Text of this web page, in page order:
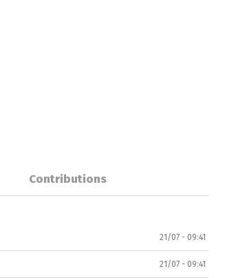
Contributions
21/07 - 09:41
21/07 - 09:41